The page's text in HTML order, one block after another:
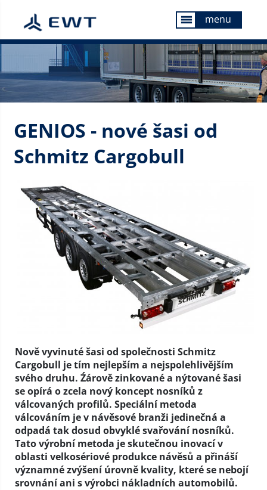
menu menu
GENIOS - nové šasi od
Schmitz Cargobull
Nově vyvinuté šasi od společnosti Schmitz
Cargobull je tím nejlepším a nejspolehlivějším
svého druhu. Źárově zinkované a nýtované šasi
se opírá o zcela nový koncept nosníků z
válcovaných profilů. Speciální metoda
válcováním je v návěsové branži jedinečná a
odpadá tak dosud obvyklé svařování nosníků.
Tato výrobní metoda je skutečnou inovací v
oblasti velkosériové produkce návěsů a přináší
významné zvýšení úrovně kvality, které se nebojí
srovnání ani s výrobci nákladních automobilů.